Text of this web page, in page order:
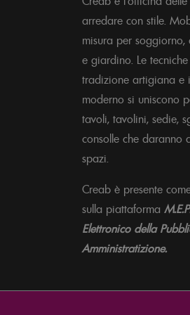
arredare con stile.
misura per soggiorno,
e giardino. Le
tradizione artigiana e
moderno si uniscono
tavoli, tavolini, sedie,
consolle che daranno
spazi.
Creab è presente
sulla piattaforma
Elettronico della
Amministratizione.